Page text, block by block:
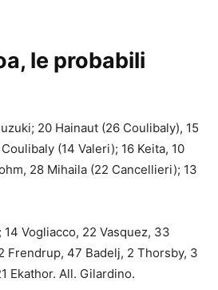
le probabili
20 Hainaut (26 Coulibaly), 15
(14 Valeri); 16 Keita, 10
28 Mihaila (22 Cancellieri); 13
14 Vogliacco, 22 Vasquez, 33
Frendrup, 47 Badelj, 2 Thorsby, 3
Ekathor. All. Gilardino.